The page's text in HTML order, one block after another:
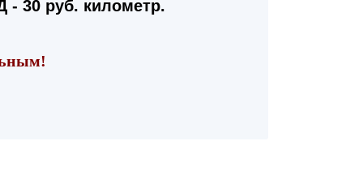
- 30 руб. километр.